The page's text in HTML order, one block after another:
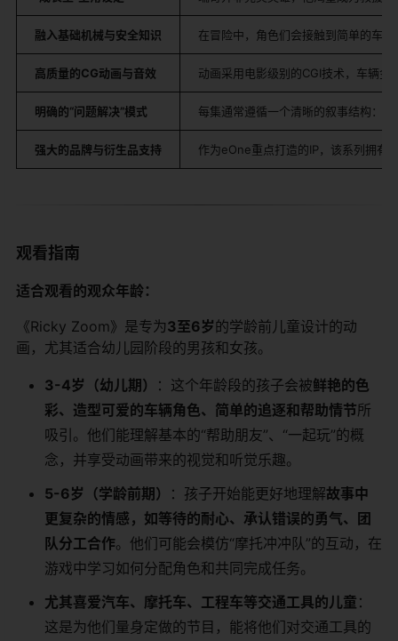
融入基础机械与安全知识 在冒险中，角色们会接触到简单的车
高质量的CG动画与音效 动画采用电影级别的CGI技术，车辆
明确的“问题解决”模式 每集通常遵循一个清晰的叙事结构：
强大的品牌与衍生品支持 作为eOne重点打造的IP，该系列拥有
观看指南
适合观看的观众年龄：
《Ricky Zoom》是专为3至6岁的学龄前儿童设计的动
画，尤其适合幼儿园阶段的男孩和女孩。
3-4岁（幼儿期） ：这个年龄段的孩子会被鲜艳的色
彩、造型可爱的车辆角色、简单的追逐和帮助情节所
吸引。他们能理解基本的“帮助朋友”、“一起玩”的概
念，并享受动画带来的视觉和听觉乐趣。
5-6岁（学龄前期）
：孩子开始能更好地理解故事中
更复杂的情感，如等待的耐心、承认错误的勇气、团
队分工合作。他们可能会模仿“摩托冲冲队”的互动，在
游戏中学习如何分配角色和共同完成任务。
尤其喜爱汽车、摩托车、工程车等交通工具的儿童 ：
这是为他们量身定做的节目，能将他们对交通工具的